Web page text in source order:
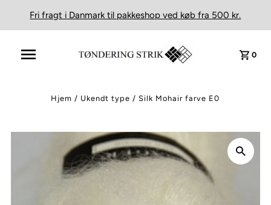
Fri fragt i Danmark til pakkeshop ved køb fra 500 kr.
0
Hjem / Ukendt type /Silk Mohair farve E0